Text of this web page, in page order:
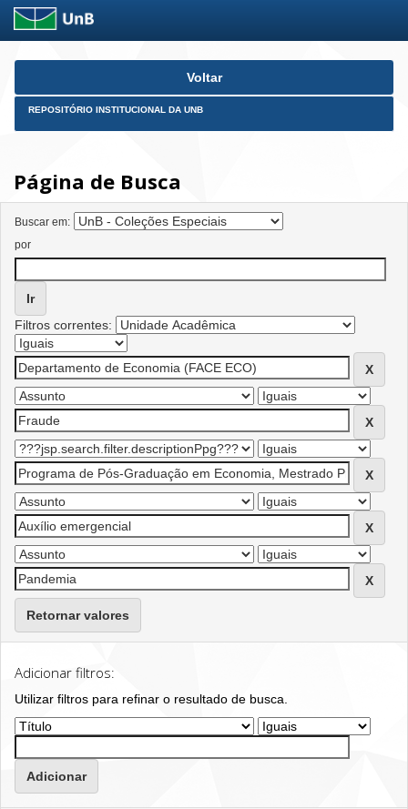
Skip
Voltar
REPOSITÓRIO INSTITUCIONAL DA UNB
Página de Busca
Buscar em:
por
Filtros correntes:
Retornar valores
Adicionar filtros:
Utilizar filtros para refinar o resultado de busca.